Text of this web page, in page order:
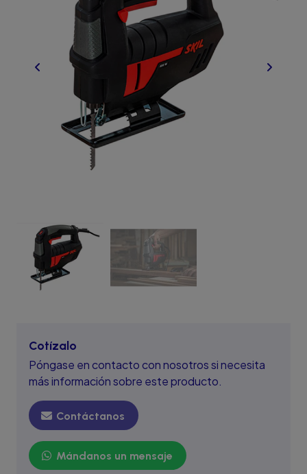
Cotízalo
Póngase en contacto con nosotros si necesita
más información sobre este producto.
Contáctanos
Mándanos un mensaje